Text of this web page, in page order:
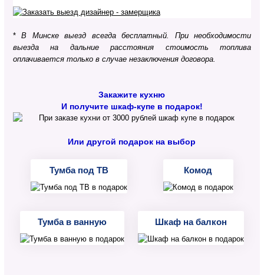
*В Минске выезд всегда бесплатный. При необходимости
выезда на дальние расстояния стоимость топлива
оплачивается только в случае незаключения договора.
Закажите кухню
И получите шкаф-купе в подарок!
Или другой подарок на выбор
Тумба под ТВ Комод
Тумба в ванную Шкаф на балкон